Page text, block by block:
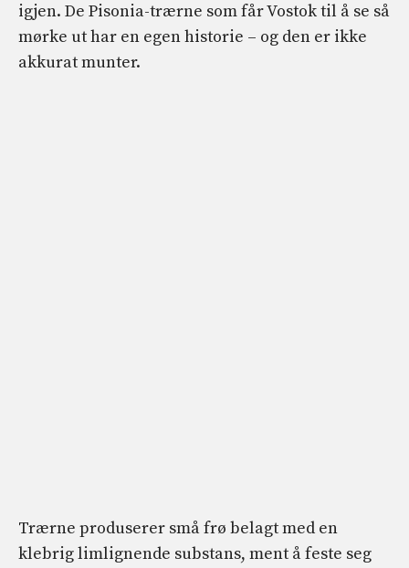
igjen. De Pisonia-trærne som får Vostok til å se så
mørke ut har en egen historie – og den er ikke
akkurat munter.
Trærne produserer små frø belagt med en
klebrig limlignende substans, ment å feste seg